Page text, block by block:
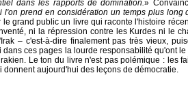
dans les rapports de domination.»
l'on prend en considération un temps plus long
grand public un livre qui raconte l'histoire
ni la répression contre les Kurdes ni le
–c'est-à-dire finalement pas très vieux,
ces pages la lourde responsabilité qu'ont
Le ton du livre n'est pas polémique : les
donnent aujourd'hui des leçons de démocratie.